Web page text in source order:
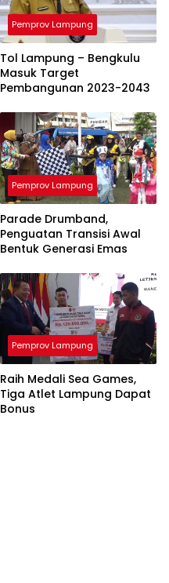
Pemprov Lampung
Tol Lampung – Bengkulu
Masuk Target
Pembangunan 2023-2043
Pemprov Lampung
Parade Drumband,
Penguatan Transisi Awal
Bentuk Generasi Emas
Pemprov Lampung
Raih Medali Sea Games,
Tiga Atlet Lampung Dapat
Bonus